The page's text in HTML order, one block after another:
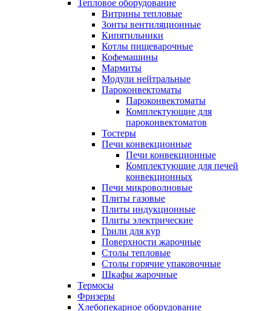
Тепловое оборудование
Витрины тепловые
Зонты вентиляционные
Кипятильники
Котлы пищеварочные
Кофемашины
Мармиты
Модули нейтральные
Пароконвектоматы
Пароконвектоматы
Комплектующие для
пароконвектоматов
Тостеры
Печи конвекционные
Печи конвекционные
Комплектующие для печей
конвекционных
Печи микроволновые
Плиты газовые
Плиты индукционные
Плиты электрические
Грили для кур
Поверхности жарочные
Столы тепловые
Столы горячие упаковочные
Шкафы жарочные
Термосы
Фризеры
Хлебопекарное оборудование